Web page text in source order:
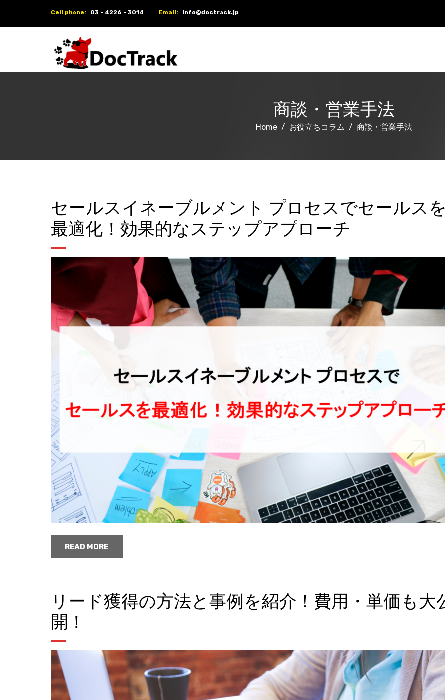
Cell phone: 03 - 4226 - 3014 Email: info@doctrack.jp
商談・営業手法
Home お役立ちコラム 商談・営業手法
セールスイネーブルメント プロセスでセールス
最適化！効果的なステップアプローチ
READ MORE
リード獲得の方法と事例を紹介！費用・単価も大
開！